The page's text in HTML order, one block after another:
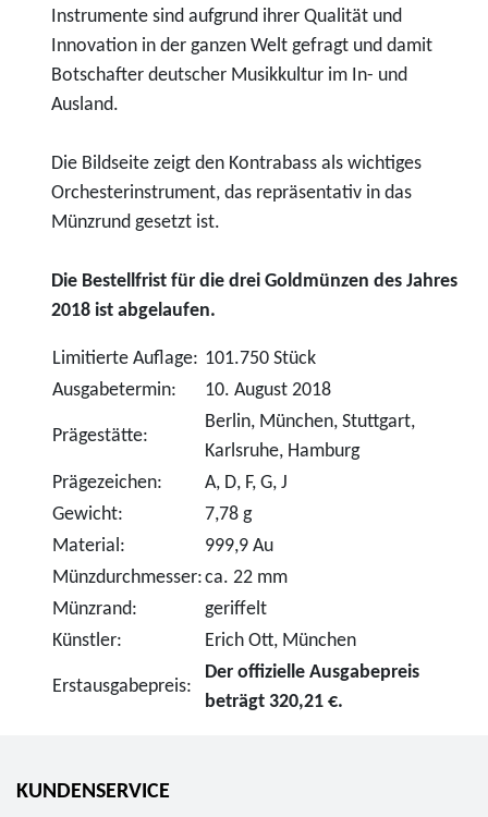
Instrumente sind aufgrund ihrer Qualität und
Innovation in der ganzen Welt gefragt und damit
Botschafter deutscher Musikkultur im In- und
Ausland.
Die Bildseite zeigt den Kontrabass als wichtiges
Orchesterinstrument, das repräsentativ in das
Münzrund gesetzt ist.
Die Bestellfrist für die drei Goldmünzen des Jahres
2018 ist abgelaufen.
Limitierte Auflage: 101.750 Stück
Ausgabetermin:
10. August 2018
Prägestätte:
Berlin, München, Stuttgart,
Karlsruhe, Hamburg
Prägezeichen:
A, D, F, G, J
Gewicht:
7,78 g
Material:
999,9 Au
Münzdurchmesser:ca. 22 mm
Münzrand:
geriffelt
Künstler:
Erich Ott, München
Erstausgabepreis:
Der offizielle Ausgabepreis
beträgt 320,21 €.
KUNDENSERVICE